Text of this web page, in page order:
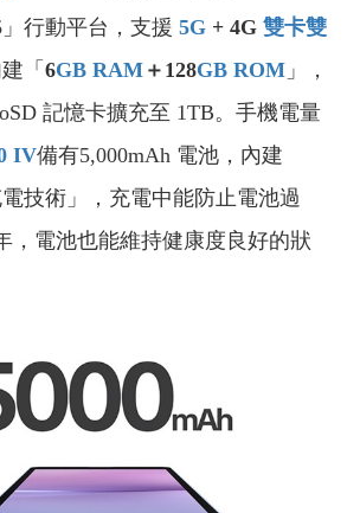
」行動平台，支援 5G + 4G 雙卡雙
「 6GB RAM ＋128GB ROM 」，
記憶卡擴充至 1TB。手機電量
IV備有5,000mAh 電池，內建
電技術」，充電中能防止電池過
，電池也能維持健康度良好的狀